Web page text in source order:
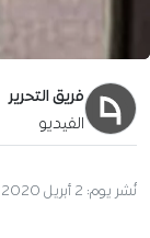
فريق التحرير
الفيديو
نُشر يوم: 2 أبريل 2020